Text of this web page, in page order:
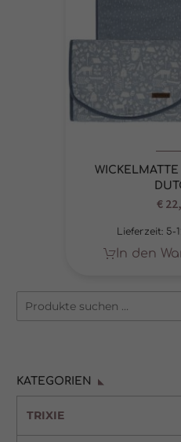
€
Lieferzeit: 5-
In den
KATEGORIEN
TRIXIE